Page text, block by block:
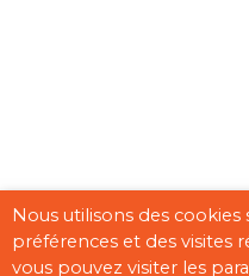
Nous utilisons des
préférences et des visites
vous pouvez visiter les